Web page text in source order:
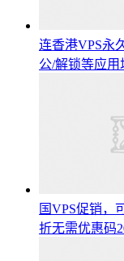
连香港VPS永
公/解锁等应用
国VPS促销，
折无需优惠码